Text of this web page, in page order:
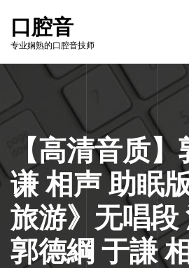
口腔音
专业娴熟的口腔音技师
【高清音质
谦 相声 助眠
旅游》无唱段
郭德綱 于謙